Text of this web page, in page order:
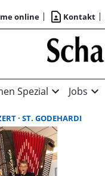
online contact_page Kontakt
Spezial expand_more Jobs expand_more
ST. GODEHARDI